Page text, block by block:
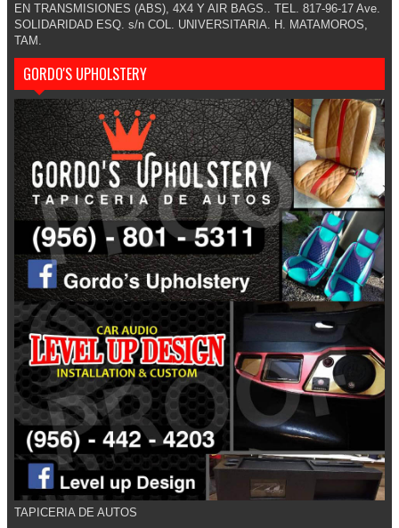
EN TRANSMISIONES (ABS), 4X4 Y AIR BAGS.. TEL. 817-96-17 Ave.
SOLIDARIDAD ESQ. s/n COL. UNIVERSITARIA. H. MATAMOROS,
TAM.
GORDO'S UPHOLSTERY
TAPICERIA DE AUTOS